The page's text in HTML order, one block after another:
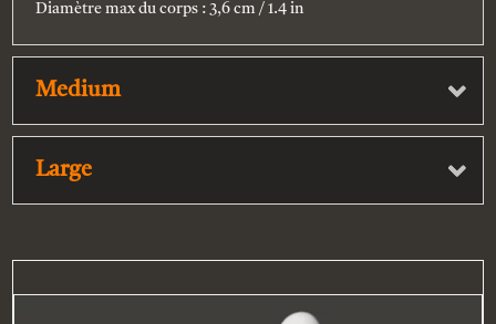
Diamètre max du corps : 3,6 cm / 1.4 in
Medium
Large